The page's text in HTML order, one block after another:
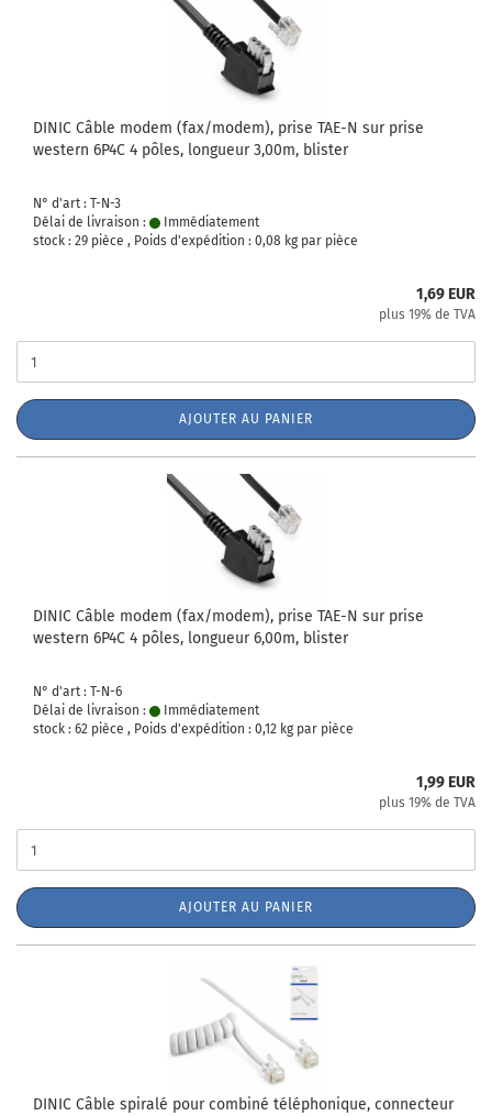
DINIC Câble modem (fax/modem), prise TAE-N sur prise
western 6P4C 4 pôles, longueur 3,00m, blister
N° d'art : T-N-3
Délai de livraison :
Immédiatement
stock : 29 pièce , Poids d'expédition : 0,08 kg par pièce
1,69 EUR
plus 19% de TVA
AJOUTER AU PANIER
DINIC Câble modem (fax/modem), prise TAE-N sur prise
western 6P4C 4 pôles, longueur 6,00m, blister
N° d'art : T-N-6
Délai de livraison :
Immédiatement
stock : 62 pièce , Poids d'expédition : 0,12 kg par pièce
1,99 EUR
plus 19% de TVA
AJOUTER AU PANIER
DINIC Câble spiralé pour combiné téléphonique, connecteur